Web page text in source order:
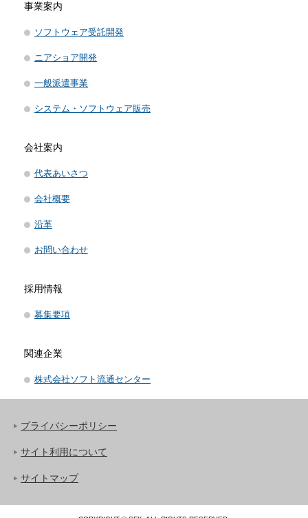
事業案内
ソフトウェア受託開発
ニアショア開発
一般派遣事業
システム・ソフトウェア販売
会社案内
代表あいさつ
会社概要
沿革
お問い合わせ
採用情報
募集要項
関連企業
株式会社ソフト流通センター
プライバシーポリシー
サイト利用について
サイトマップ